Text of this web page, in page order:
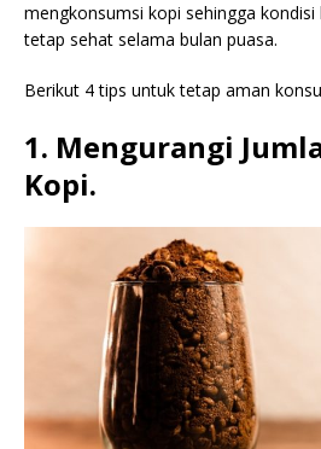
mengkonsumsi kopi sehingga
tetap sehat selama bulan puasa.
Berikut 4 tips untuk tetap aman
1. Mengurangi
Kopi.